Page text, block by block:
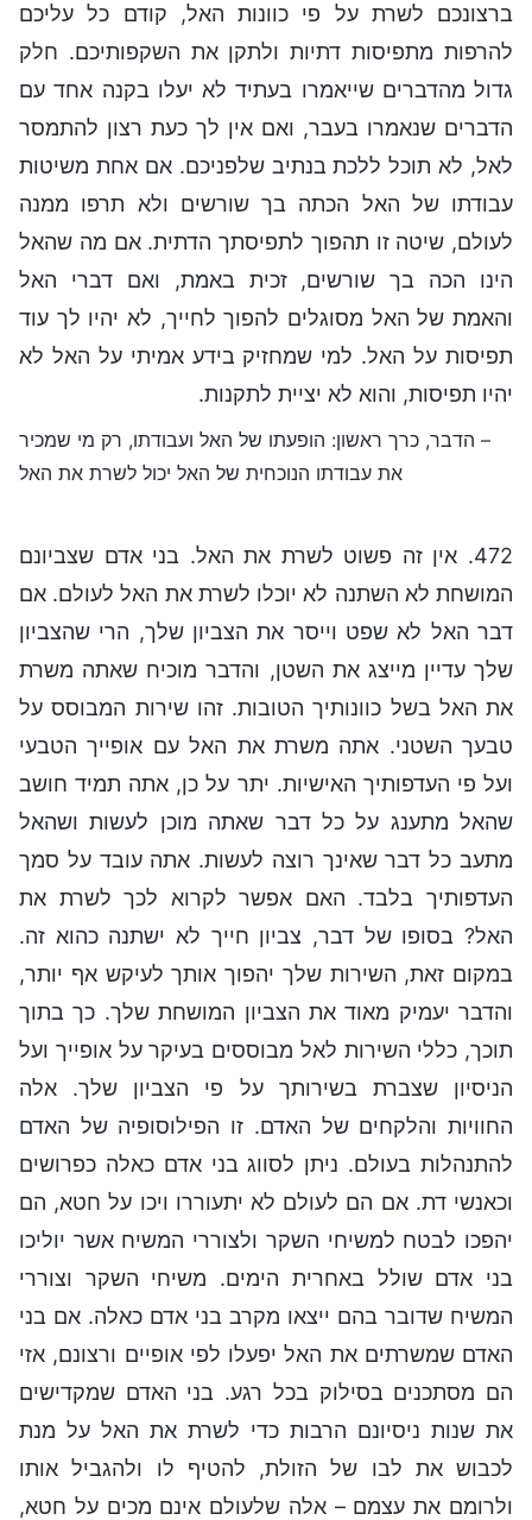
ברצונכם לשרת על פי כוונות האל, קודם כל עליכם
להרפות מתפיסות דתיות ולתקן את השקפותיכם. חלק
גדול מהדברים שייאמרו בעתיד לא יעלו בקנה אחד עם
הדברים שנאמרו בעבר, ואם אין לך כעת רצון להתמסר
לאל, לא תוכל ללכת בנתיב שלפניכם. אם אחת משיטות
עבודתו של האל הכתה בך שורשים ולא תרפו ממנה
לעולם, שיטה זו תהפוך לתפיסתך הדתית. אם מה שהאל
הינו הכה בך שורשים, זכית באמת, ואם דברי האל
והאמת של האל מסוגלים להפוך לחייך, לא יהיו לך עוד
תפיסות על האל. למי שמחזיק בידע אמיתי על האל לא
יהיו תפיסות, והוא לא יציית לתקנות.
– הדבר, כרך ראשון: הופעתו של האל ועבודתו, רק מי שמכיר
את עבודתו הנוכחית של האל יכול לשרת את האל
472. אין זה פשוט לשרת את האל. בני אדם שצביונם
המושחת לא השתנה לא יוכלו לשרת את האל לעולם. אם
דבר האל לא שפט וייסר את הצביון שלך, הרי שהצביון
שלך עדיין מייצג את השטן, והדבר מוכיח שאתה משרת
את האל בשל כוונותיך הטובות. זהו שירות המבוסס על
טבעך השטני. אתה משרת את האל עם אופייך הטבעי
ועל פי העדפותיך האישיות. יתר על כן, אתה תמיד חושב
שהאל מתענג על כל דבר שאתה מוכן לעשות ושהאל
מתעב כל דבר שאינך רוצה לעשות. אתה עובד על סמך
העדפותיך בלבד. האם אפשר לקרוא לכך לשרת את
האל? בסופו של דבר, צביון חייך לא ישתנה כהוא זה.
במקום זאת, השירות שלך יהפוך אותך לעיקש אף יותר,
והדבר יעמיק מאוד את הצביון המושחת שלך. כך בתוך
תוכך, כללי השירות לאל מבוססים בעיקר על אופייך ועל
הניסיון שצברת בשירותך על פי הצביון שלך. אלה
החוויות והלקחים של האדם. זו הפילוסופיה של האדם
להתנהלות בעולם. ניתן לסווג בני אדם כאלה כפרושים
וכאנשי דת. אם הם לעולם לא יתעוררו ויכו על חטא, הם
יהפכו לבטח למשיחי השקר ולצוררי המשיח אשר יוליכו
בני אדם שולל באחרית הימים. משיחי השקר וצוררי
המשיח שדובר בהם ייצאו מקרב בני אדם כאלה. אם בני
האדם שמשרתים את האל יפעלו לפי אופיים ורצונם, אזי
הם מסתכנים בסילוק בכל רגע. בני האדם שמקדישים
את שנות ניסיונם הרבות כדי לשרת את האל על מנת
לכבוש את לבו של הזולת, להטיף לו ולהגביל אותו
ולרומם את עצמם – אלה שלעולם אינם מכים על חטא,